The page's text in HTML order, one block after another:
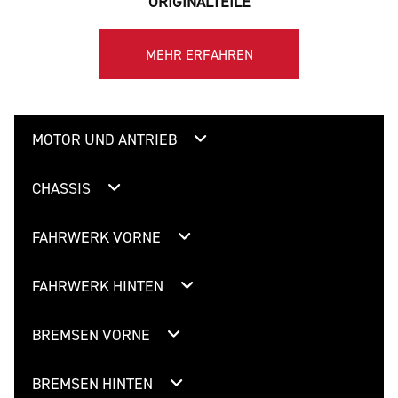
MEHR ERFAHREN
MOTOR UND ANTRIEB
CHASSIS
FAHRWERK VORNE
FAHRWERK HINTEN
BREMSEN VORNE
BREMSEN HINTEN